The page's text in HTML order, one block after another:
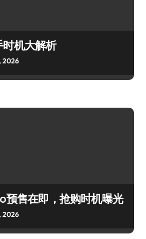
时机大解析
2026
预售在即，抢购时机曝光
2026